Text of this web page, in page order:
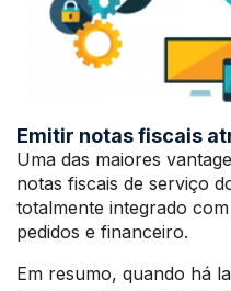
Emitir notas fiscais
Uma das maiores
notas fiscais de serviço
totalmente integrado
pedidos e financeiro.
Em resumo, quando há